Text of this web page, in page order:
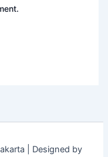
| Designed by